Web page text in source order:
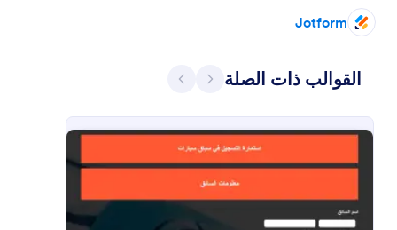
Jotform
القوالب ذات الصلةالسابقالتالي
التسجيل في سباق في الشارع
هذه الاستمارة تسهل عملية تسجيل المتسابقين وجمع
معلوماتهم. كما أنها تسهل عملية الدفع المشاركين.
استعمال هذه الاستمارة سيجعل عملية التسجيل للمشاركة
بالسباق أسهل وأكثر فعالية.
نماذج التسجيل في السباقات